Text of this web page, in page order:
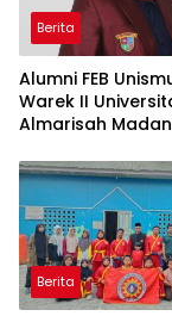
Berita
Alumni FEB
Warek II
Almarisah
Berita